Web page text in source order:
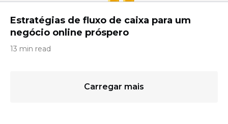
Estratégias de fluxo de caixa para um
negócio online próspero
13 min read
Carregar mais